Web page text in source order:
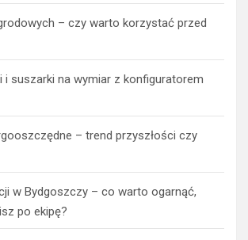
– czy warto korzystać przed
i suszarki na wymiar z konfiguratorem
– trend przyszłości czy
w Bydgoszczy – co warto ogarnąć,
po ekipę?